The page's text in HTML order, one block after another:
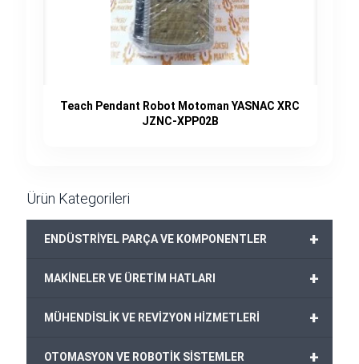
Teach Pendant Robot Motoman YASNAC XRC
JZNC-XPP02B
Ürün Kategorileri
+
ENDÜSTRİYEL PARÇA VE KOMPONENTLER
+
MAKİNELER VE ÜRETİM HATLARI
+
MÜHENDİSLİK VE REVİZYON HİZMETLERİ
+
OTOMASYON VE ROBOTİK SİSTEMLER